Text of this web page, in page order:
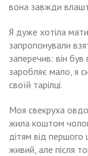
вона завжди
Я дуже хотіла
запропонували
заперечив: він
заробляє мало, я
своїй тарілці.
Моя свекруха овдо
жила коштом
дітям від
живий, але після